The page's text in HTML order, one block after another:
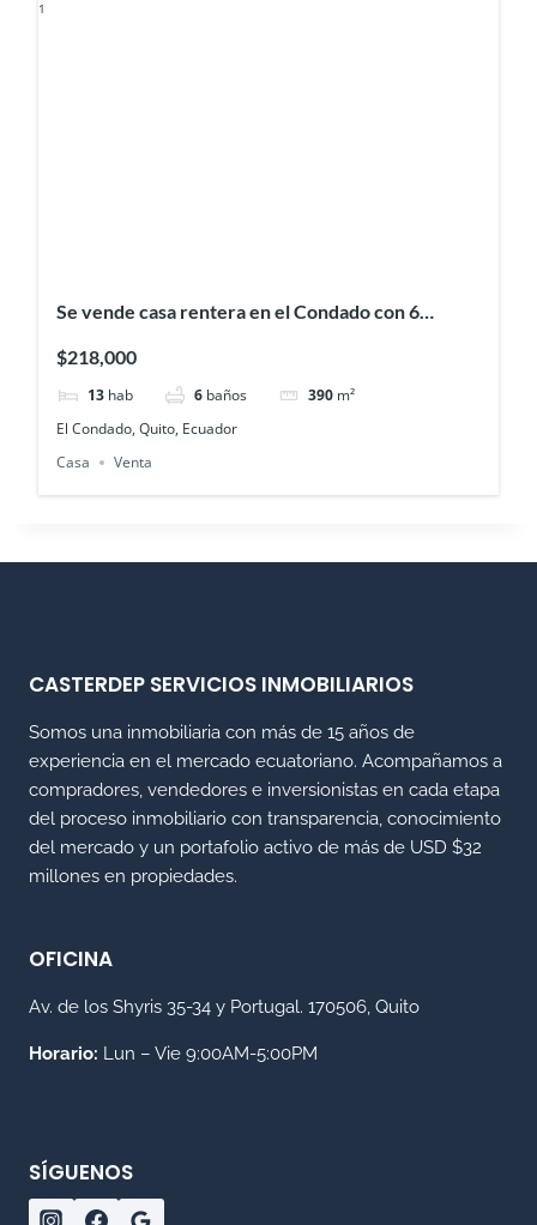
Se vende casa rentera en el Condado con 6
$218,000
13 hab 6 baños 390 m²
El Condado, Quito, Ecuador
Casa
Venta
CASTERDEP SERVICIOS INMOBILIARIOS
Somos una inmobiliaria con más de 15 años de
experiencia en el mercado ecuatoriano. Acompañamos a
compradores, vendedores e inversionistas en cada etapa
del proceso inmobiliario con transparencia, conocimiento
del mercado y un portafolio activo de más de USD $32
millones en propiedades.
OFICINA
Av. de los Shyris 35-34 y Portugal. 170506, Quito
Horario: Lun – Vie 9:00AM-5:00PM
SÍGUENOS